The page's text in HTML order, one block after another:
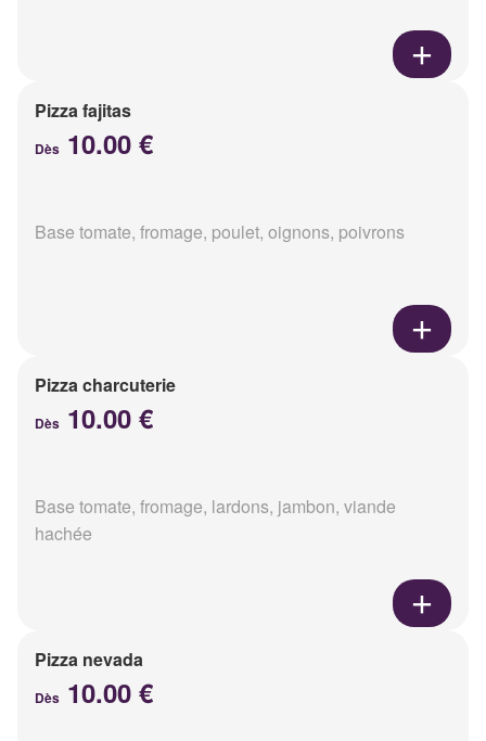
Pizza fajitas
Dès 10.00 €
Base tomate, fromage, poulet, oignons, poivrons
Pizza charcuterie
Dès 10.00 €
Base tomate, fromage, lardons, jambon, viande
hachée
Pizza nevada
Dès 10.00 €